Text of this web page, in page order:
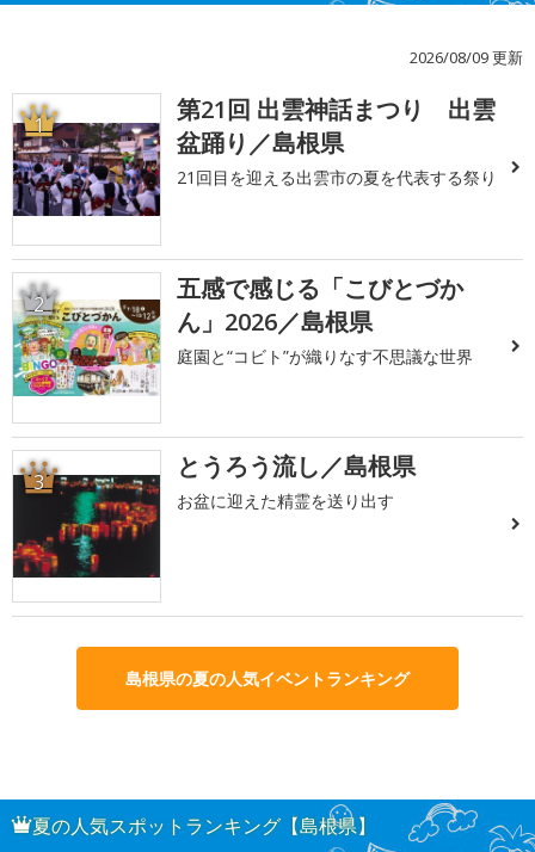
2026/08/09 更新
1
第21回 出雲神話まつり 出雲
盆踊り／島根県
21回目を迎える出雲市の夏を代表する祭り
2
五感で感じる「こびとづか
ん」2026／島根県
庭園と“コビト”が織りなす不思議な世界
3 とうろう流し／島根県
お盆に迎えた精霊を送り出す
島根県の夏の人気イベントランキング
夏の人気スポットランキング【島根県】